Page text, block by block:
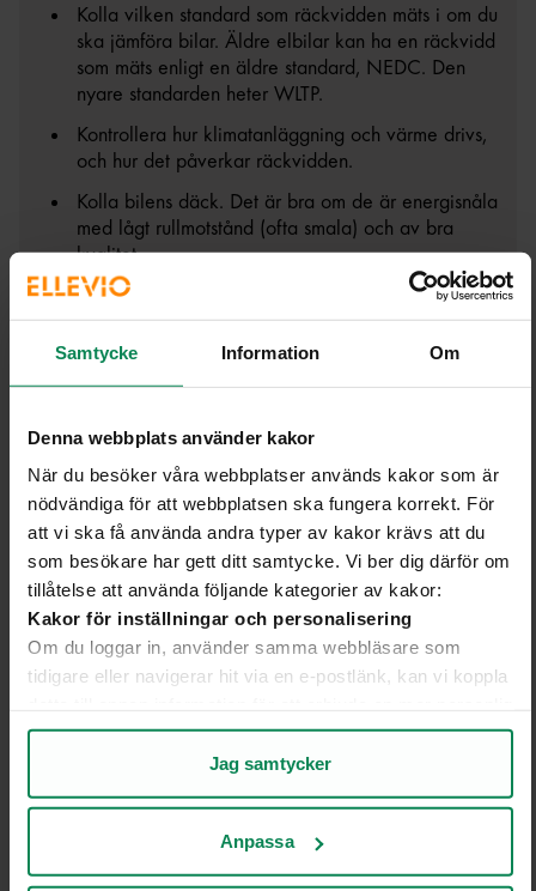
Samtycke Information Om
Denna webbplats använder kakor
När du besöker våra webbplatser används kakor som är
nödvändiga för att webbplatsen ska fungera korrekt. För
att vi ska få använda andra typer av kakor krävs att du
som besökare har gett ditt samtycke. Vi ber dig därför om
tillåtelse att använda följande kategorier av kakor:
Kakor för inställningar och personalisering
Om du loggar in, använder samma webbläsare som
tidigare eller navigerar hit via en e-postlänk, kan vi koppla
upplevelse på webbplatsen och i vår kommunikation.
Kakor för statistik och analys av användarbeteende
Genom att analysera hur du använder webbplatsen får vi
Kakor för marknadsföring
Jag samtycker
Anpassa
Kolla vilken standard som räckvidden mäts i om du
ska jämföra bilar. Äldre elbilar kan ha en räckvidd
som mäts enligt en äldre standard, NEDC. Den
nyare standarden heter WLTP.
Kontrollera hur klimatanläggning och värme drivs,
och hur det påverkar räckvidden.
Kolla bilens däck. Det är bra om de är energisnåla
med lågt rullmotstånd (ofta smala) och av bra
kvalitet.
Kontrollera om bilen har servats enligt kraven för
att garantin ska gälla. Kolla hur stor kapacitet
batteriet ska ha efter en viss tid för att kunna
batterihyra.
Kontrollera batteriets skick. Läs i instruktionsboken
hur du gör. Ibland kan det behövas
diagnosutrustning från verkstad eller bilhandlare.
Tänk på att en del bilhandlare erbjuder redan
batteritestade bilar. Då du har full koll på batteriets
hälsa innan du köper den. De brukar ge en rapport
om batteriets hälsa och uppskattade kapacitet.
Se över vilka laddsladdar som ingår och att de